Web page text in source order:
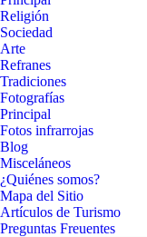
Religión
Sociedad
Arte
Refranes
Tradiciones
Fotografías
Principal
Fotos infrarrojas
Blog
Misceláneos
¿Quiénes somos?
Mapa del Sitio
Artículos de Turismo
Preguntas Freuentes